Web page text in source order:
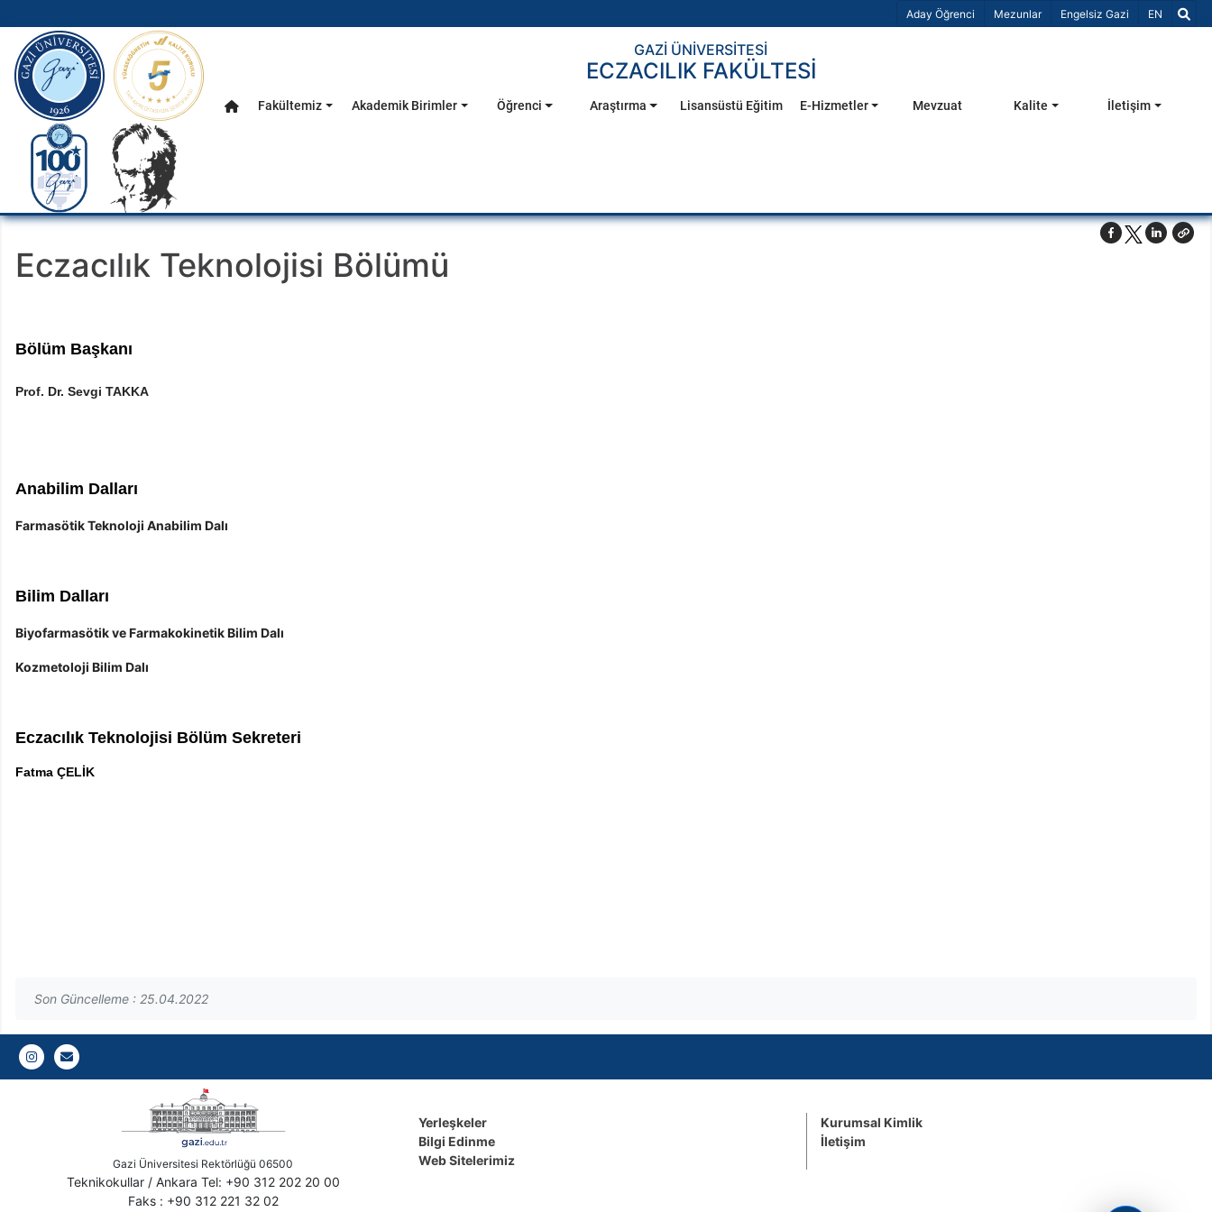
Aday Öğrenci Mezunlar Engelsiz Gazi Dil Seçiniz
EN
Ana Menü
gazi.edu.tr
GAZİ ÜNİVERSİTESİ
ECZACILIK FAKÜLTESİ
Anasayfa
Fakültemiz Akademik Birimler Öğrenci Araştırma Lisansüstü Eğitim E-Hizmetler Mevzuat Kalite İletişim
Eczacılık Teknolojisi Bölümü
Bölüm Başkanı
Prof. Dr. Sevgi TAKKA
Anabilim Dalları
Farmasötik Teknoloji Anabilim Dalı
Bilim Dalları
Biyofarmasötik ve Farmakokinetik Bilim Dalı
Kozmetoloji Bilim Dalı
Eczacılık Teknolojisi Bölüm Sekreteri
Fatma ÇELİK
Son Güncelleme : 25.04.2022
Gazi E-Mail
Gazi Üniversitesi Rektörlüğü 06500
Teknikokullar / Ankara Tel: +90 312 202 20 00
Faks : +90 312 221 32 02
Yerleşkeler
Bilgi Edinme
Web Sitelerimiz
Kurumsal Kimlik
İletişim